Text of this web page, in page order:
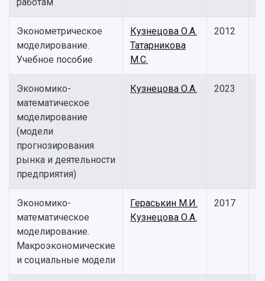
Эконометрическое
моделирование.
Учебное пособие
Кузнецова О.А.
Татарникова
М.С.
2012
Экономико-
математическое
моделирование
(модели
прогнозирования
рынка и деятельности
предприятия)
Кузнецова О.А. 2023
Экономико-
математическое
моделирование.
Макроэкономические
и социальные модели
Гераськин М.И.
Кузнецова О.А.
2017